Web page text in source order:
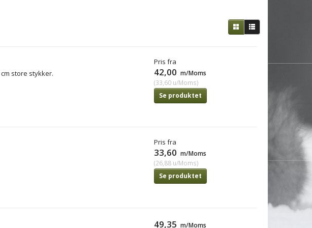
store stykker.
Pris fra
42,00 m/Moms
(33,60u/Moms)
Se produktet
Pris fra
33,60 m/Moms
(26,88u/Moms)
Se produktet
49,35 m/Moms